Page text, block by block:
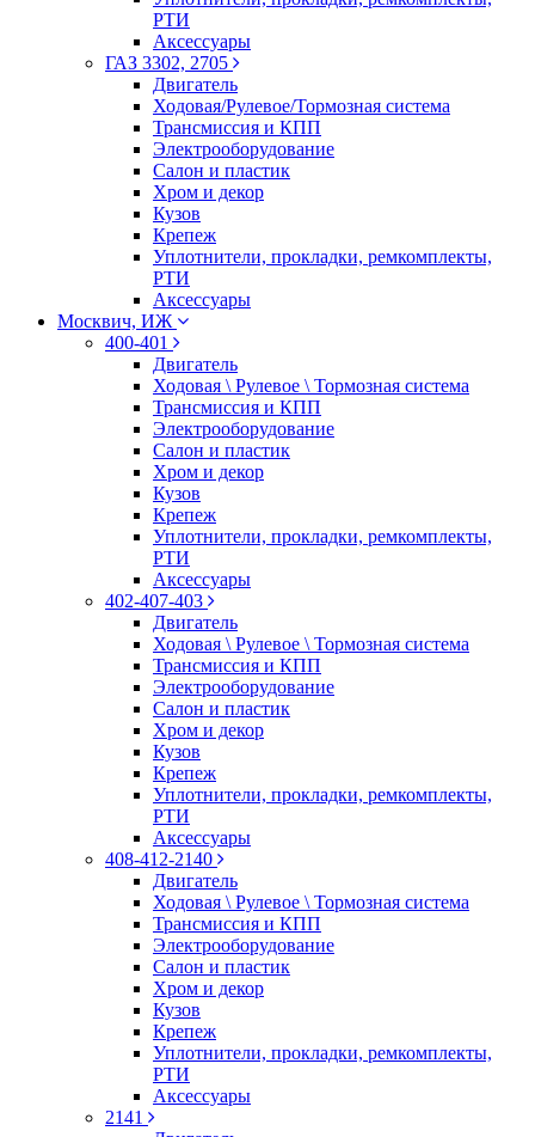
РТИ
Аксессуары
ГАЗ 3302, 2705
Двигатель
Ходовая/Рулевое/Тормозная система
Трансмиссия и КПП
Электрооборудование
Салон и пластик
Хром и декор
Кузов
Крепеж
Уплотнители, прокладки, ремкомплекты,
РТИ
Аксессуары
Москвич, ИЖ
400-401
Двигатель
Ходовая \ Рулевое \ Тормозная система
Трансмиссия и КПП
Электрооборудование
Салон и пластик
Хром и декор
Кузов
Крепеж
Уплотнители, прокладки, ремкомплекты,
РТИ
Аксессуары
402-407-403
Двигатель
Ходовая \ Рулевое \ Тормозная система
Трансмиссия и КПП
Электрооборудование
Салон и пластик
Хром и декор
Кузов
Крепеж
Уплотнители, прокладки, ремкомплекты,
РТИ
Аксессуары
408-412-2140
Двигатель
Ходовая \ Рулевое \ Тормозная система
Трансмиссия и КПП
Электрооборудование
Салон и пластик
Хром и декор
Кузов
Крепеж
Уплотнители, прокладки, ремкомплекты,
РТИ
Аксессуары
2141